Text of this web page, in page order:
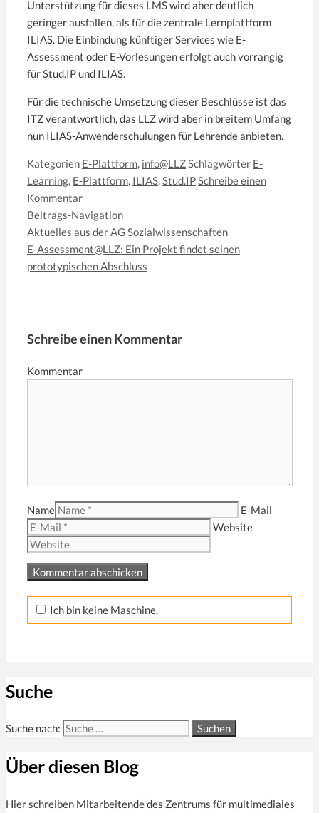
Unterstützung für dieses LMS wird aber deutlich
geringer ausfallen, als für die zentrale Lernplattform
ILIAS. Die Einbindung künftiger Services wie E-
Assessment oder E-Vorlesungen erfolgt auch vorrangig
für Stud.IP und ILIAS.
Für die technische Umsetzung dieser Beschlüsse ist das
ITZ verantwortlich, das LLZ wird aber in breitem Umfang
nun ILIAS-Anwenderschulungen für Lehrende anbieten.
Kategorien E-Plattform, info@LLZSchlagwörter E-
Learning, E-Plattform, ILIAS,Stud.IPSchreibe einen
Kommentar
Beitrags-Navigation
Aktuelles aus der AG Sozialwissenschaften
E-Assessment@LLZ: Ein Projekt findet seinen
prototypischen Abschluss
Schreibe einen Kommentar
Kommentar
Name
E-Mail
Website
Ich bin keine Maschine.
Suche
Suche nach:
Über diesen Blog
Hier schreiben Mitarbeitende des Zentrums für multi­mediales